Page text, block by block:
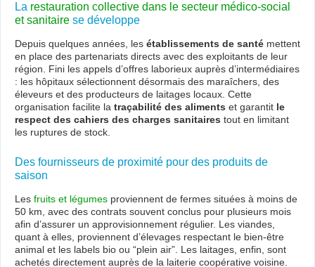
La restauration collective dans le secteur médico-social
et sanitaire se développe
Depuis quelques années, les établissements de santé mettent
en place des partenariats directs avec des exploitants de leur
région. Fini les appels d’offres laborieux auprès d’intermédiaires
: les hôpitaux sélectionnent désormais des maraîchers, des
éleveurs et des producteurs de laitages locaux. Cette
organisation facilite la traçabilité des aliments et garantit le
respect des cahiers des charges sanitaires tout en limitant
les ruptures de stock.
Des fournisseurs de proximité pour des produits de
saison
Les fruits et légumes proviennent de fermes situées à moins de
50 km, avec des contrats souvent conclus pour plusieurs mois
afin d’assurer un approvisionnement régulier. Les viandes,
quant à elles, proviennent d’élevages respectant le bien-être
animal et les labels bio ou “plein air”. Les laitages, enfin, sont
achetés directement auprès de la laiterie coopérative voisine.